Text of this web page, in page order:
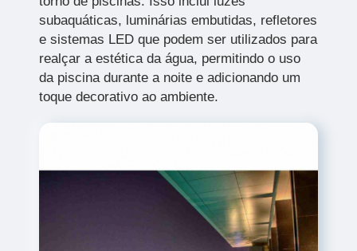
subaquáticas, luminárias embutidas, refletores
e sistemas LED que podem ser utilizados para
realçar a estética da água, permitindo o uso
da piscina durante a noite e adicionando um
toque decorativo ao ambiente.